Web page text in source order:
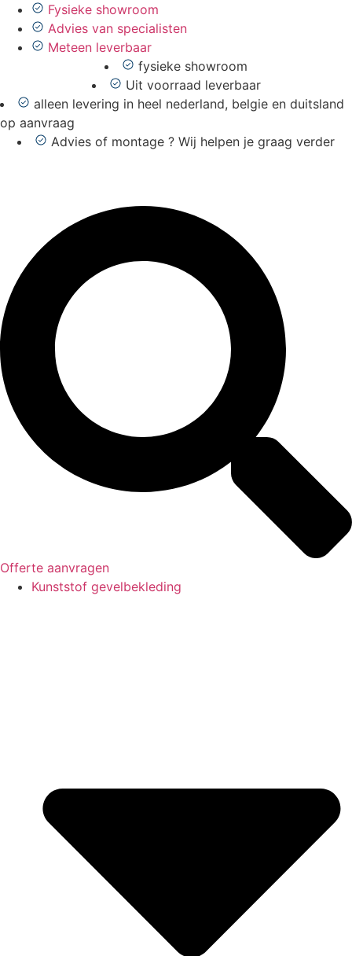
naar
Fysieke showroom
Advies van specialisten
Meteen leverbaar
fysieke showroom
Uit voorraad leverbaar
alleen levering in heel nederland, belgie en duitsland
op aanvraag
Advies of montage ? Wij helpen je graag verder
Offerte aanvragen
Kunststof gevelbekleding